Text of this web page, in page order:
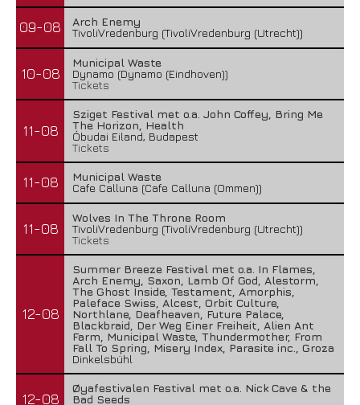
09-08
Arch Enemy
TivoliVredenburg (TivoliVredenburg (Utrecht))
10-08
Municipal Waste
Dynamo (Dynamo (Eindhoven))
Tickets
11-08
Sziget Festival met o.a. John Coffey, Bring Me
The Horizon, Health
Óbudai Eiland, Budapest
Tickets
11-08
Municipal Waste
Cafe Calluna (Cafe Calluna (Ommen))
11-08
Wolves In The Throne Room
TivoliVredenburg (TivoliVredenburg (Utrecht))
Tickets
12-08
Summer Breeze Festival met o.a. In Flames,
Arch Enemy, Saxon, Lamb Of God, Alestorm,
The Ghost Inside, Testament, Amorphis,
Paleface Swiss, Alcest, Orbit Culture,
Northlane, Deafheaven, Future Palace,
Blackbraid, Der Weg Einer Freiheit, Alien Ant
Farm, Municipal Waste, Thundermother, From
Fall To Spring, Misery Index, Parasite inc., Groza
Dinkelsbühl
12-08
Øyafestivalen Festival met o.a. Nick Cave & the
Bad Seeds